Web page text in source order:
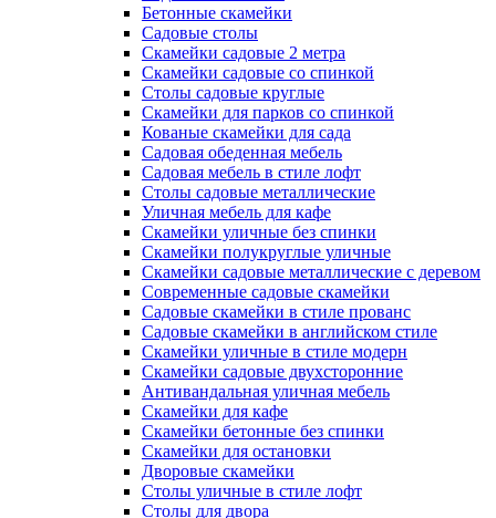
Бетонные скамейки
Садовые столы
Скамейки садовые 2 метра
Cкамейки садовые со спинкой
Столы садовые круглые
Скамейки для парков со спинкой
Кованые скамейки для сада
Садовая обеденная мебель
Садовая мебель в стиле лофт
Столы садовые металлические
Уличная мебель для кафе
Скамейки уличные без спинки
Скамейки полукруглые уличные
Скамейки садовые металлические с деревом
Современные садовые скамейки
Садовые скамейки в стиле прованс
Садовые скамейки в английском стиле
Скамейки уличные в стиле модерн
Скамейки садовые двухсторонние
Антивандальная уличная мебель
Скамейки для кафе
Скамейки бетонные без спинки
Скамейки для остановки
Дворовые скамейки
Столы уличные в стиле лофт
Столы для двора